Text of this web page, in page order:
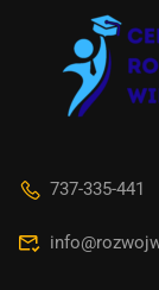
737-335-441